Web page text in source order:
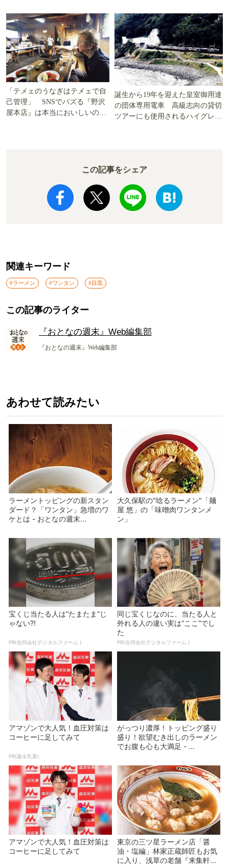
「テメェのうなぎはテメェで自
己管理」 SNSでバズる『野沢
屋本店』は本当においしいの
誕生から19年を迎えた皇室御用達
の団体専用電車 高級志向の貸切
ツアーにも使用されるハイグレー
この記事をシェア
関連キーワード
#ラーメン #ワンタン #目黒
この記事のライター
『おとなの週末』Web編集部
『おとなの週末』Web編集部
あわせて読みたい
ラーメントッピングの新スタン
ダード？「ワンタン」急増のワ
ケとは - おとなの週末...
大久保駅の"唸るラーメン"「麺
屋 悠」の「味噌肉ワンタンメ
ン」
宝くじ当たる人は“たまたま”じ
ゃない?!
PR(合同会社デジタルファーム )
同じ宝くじなのに、当たる人と
外れる人の違い実は“ここ”でし
た
PR(合同会社デジタルファーム )
アマゾンで大人気！血圧対策は
コーヒーに足してみて
PR(森永乳業)
がっつり濃厚！トッピング盛り
盛り！欲望むき出しのラーメン
でお腹も心も大満足 - ...
アマゾンで大人気！血圧対策は
コーヒーに足してみて
東京の三ツ星ラーメン店「醤
油・塩編」林家正蔵師匠もお気
に入り、浅草の老舗『来集軒...